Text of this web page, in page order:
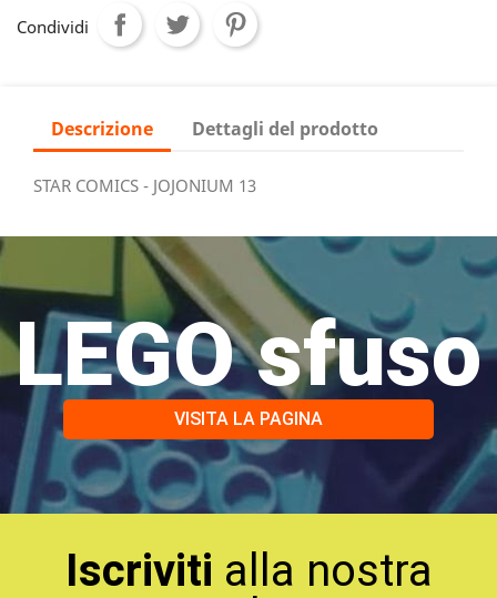
Condividi
Descrizione Dettagli del prodotto
STAR COMICS - JOJONIUM 13
LEGO sfuso
VISITA LA PAGINA
Iscriviti alla nostra